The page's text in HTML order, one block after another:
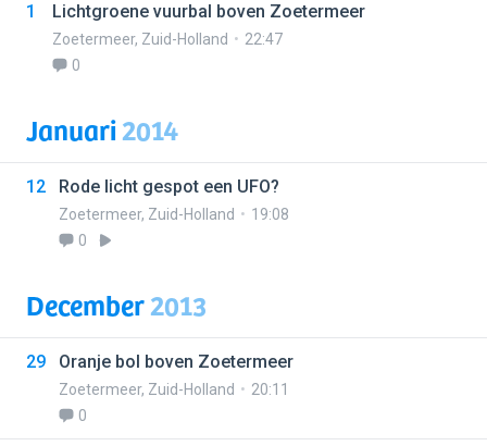
1 Lichtgroene vuurbal boven Zoetermeer
Zoetermeer, Zuid-Holland
22:47
0
Januari2014
12 Rode licht gespot een UFO?
Zoetermeer, Zuid-Holland
19:08
0
December2013
29 Oranje bol boven Zoetermeer
Zoetermeer, Zuid-Holland
20:11
0